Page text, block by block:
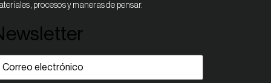
procesos y maneras de pensar.
(Obligatorio)